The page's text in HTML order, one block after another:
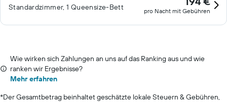
Standardzimmer, 1 Queensize-Bett pro Nacht mit Gebühren
Wie wirken sich Zahlungen an uns auf das Ranking aus und wie
ranken wir Ergebnisse?
Mehr erfahren
*Der Gesamtbetrag beinhaltet geschätzte lokale Steuern & Gebühren,